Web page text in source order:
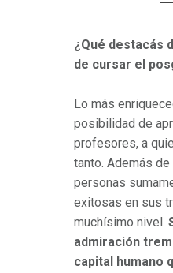
¿Qué destacás
de cursar el
Lo más
posibilidad de
profesores, a
tanto. Además
personas
exitosas en sus
muchísimo nivel.
admiración
capital humano